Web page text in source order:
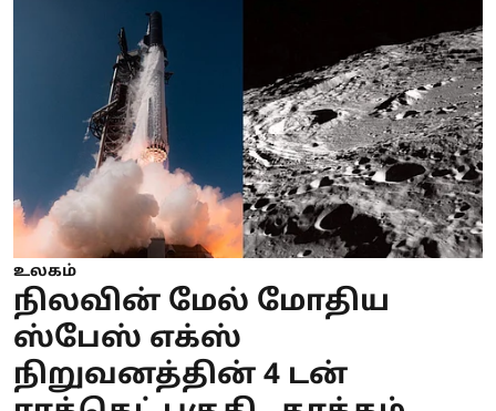
உலகம்
நிலவின் மேல் மோதிய
ஸ்பேஸ் எக்ஸ்
நிறுவனத்தின் 4 டன்